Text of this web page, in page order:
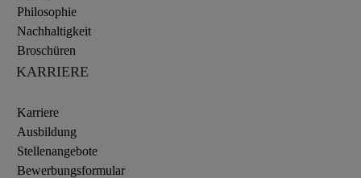
Philosophie
Nachhaltigkeit
Broschüren
KARRIERE
Karriere
Ausbildung
Stellenangebote
Bewerbungsformular